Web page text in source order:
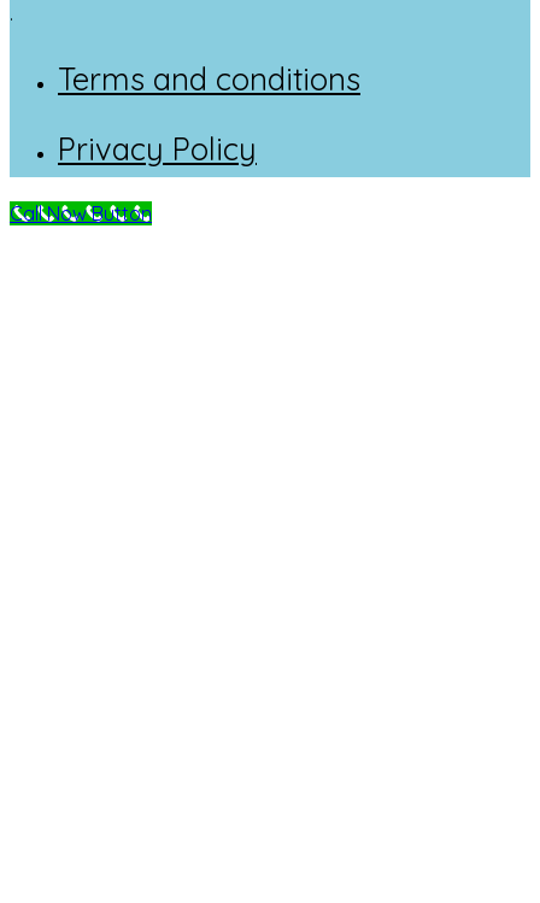
.
Terms and conditions
Privacy Policy
Call Now Button